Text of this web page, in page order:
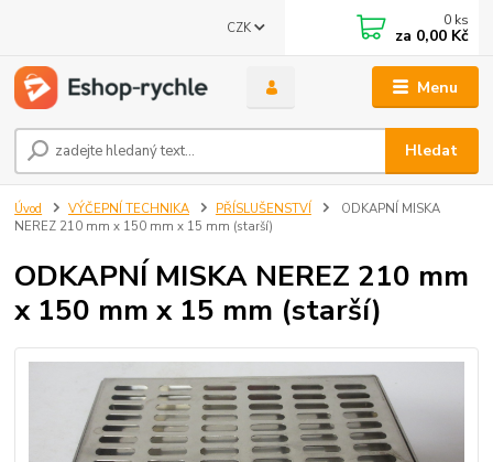
Menu
CZK
Hledat
0 ks
za 0,00 Kč
Úvod VÝČEPNÍ TECHNIKA PŘÍSLUŠENSTVÍ
ODKAPNÍ MISKA
NEREZ 210 mm x 150 mm x 15 mm (starší)
ODKAPNÍ MISKA NEREZ 210 mm
x 150 mm x 15 mm (starší)